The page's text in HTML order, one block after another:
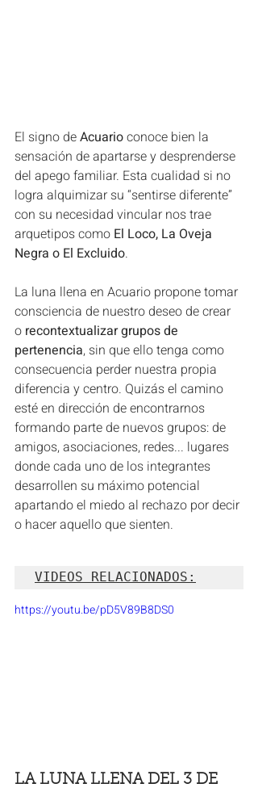
El signo de Acuario conoce bien la
sensación de apartarse y desprenderse
del apego familiar. Esta cualidad si no
logra alquimizar su “sentirse diferente”
con su necesidad vincular nos trae
arquetipos como El Loco, La Oveja
Negra o El Excluido.
La luna llena en Acuario propone tomar
consciencia de nuestro deseo de crear
o recontextualizar grupos de
pertenencia, sin que ello tenga como
consecuencia perder nuestra propia
diferencia y centro. Quizás el camino
esté en dirección de encontrarnos
formando parte de nuevos grupos: de
amigos, asociaciones, redes... lugares
donde cada uno de los integrantes
desarrollen su máximo potencial
apartando el miedo al rechazo por decir
o hacer aquello que sienten.
VIDEOS RELACIONADOS:
https://youtu.be/pD5V89B8DS0
LA LUNA LLENA DEL 3 DE